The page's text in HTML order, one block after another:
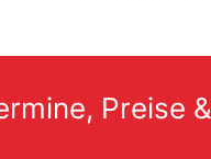
Preise &